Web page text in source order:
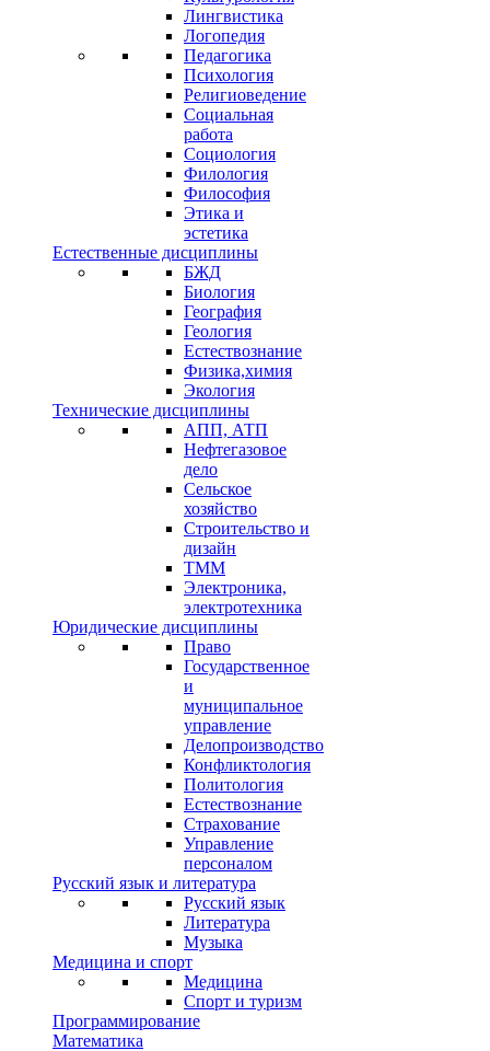
Лингвистика
Логопедия
Педагогика
Психология
Религиоведение
Социальная
работа
Социология
Филология
Философия
Этика и
эстетика
Естественные дисциплины
БЖД
Биология
География
Геология
Естествознание
Физика,химия
Экология
Технические дисциплины
АПП, АТП
Нефтегазовое
дело
Сельское
хозяйство
Строительство и
дизайн
ТММ
Электроника,
электротехника
Юридические дисциплины
Право
Государственное
и
муниципальное
управление
Делопроизводство
Конфликтология
Политология
Естествознание
Страхование
Управление
персоналом
Русский язык и литература
Русский язык
Литература
Музыка
Медицина и спорт
Медицина
Спорт и туризм
Программирование
Математика